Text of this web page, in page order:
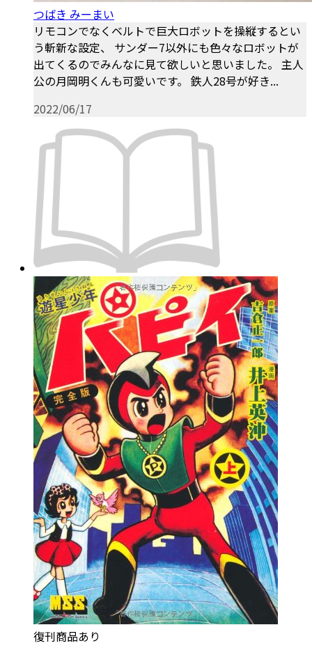
つばき みーまい
リモコンでなくベルトで巨大ロボットを操縦するとい
う斬新な設定、 サンダー7以外にも色々なロボットが
出てくるのでみんなに見て欲しいと思いました。 主人
公の月岡明くんも可愛いです。 鉄人28号が好き...
2022/06/17
復刊商品あり